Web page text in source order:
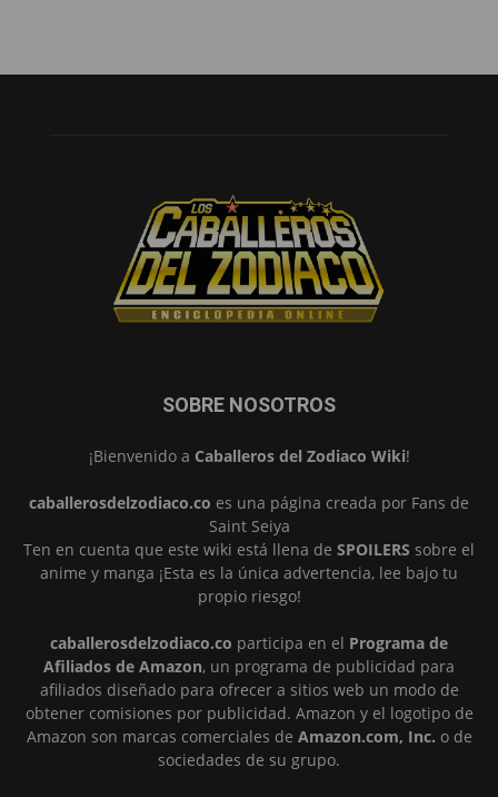
SOBRE NOSOTROS
¡Bienvenido a Caballeros del Zodiaco Wiki!
caballerosdelzodiaco.co es una página creada por Fans de
Saint Seiya
Ten en cuenta que este wiki está llena de SPOILERS sobre el
anime y manga ¡Esta es la única advertencia, lee bajo tu
propio riesgo!
caballerosdelzodiaco.co participa en el Programa de
Afiliados de Amazon, un programa de publicidad para
afiliados diseñado para ofrecer a sitios web un modo de
obtener comisiones por publicidad. Amazon y el logotipo de
Amazon son marcas comerciales de Amazon.com, Inc. o de
sociedades de su grupo.